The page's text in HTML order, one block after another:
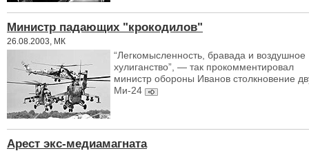
Министр падающих "крокодилов"
26.08.2003, МК
“Легкомысленность, бравада и воздушное
хулиганство”, — так прокомментировал
министр обороны Иванов столкновение
Ми-24
Арест экс-медиамагната